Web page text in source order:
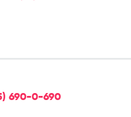
690-0-690